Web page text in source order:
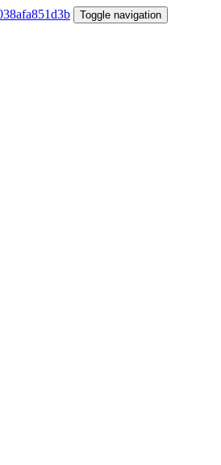
Toggle navigation